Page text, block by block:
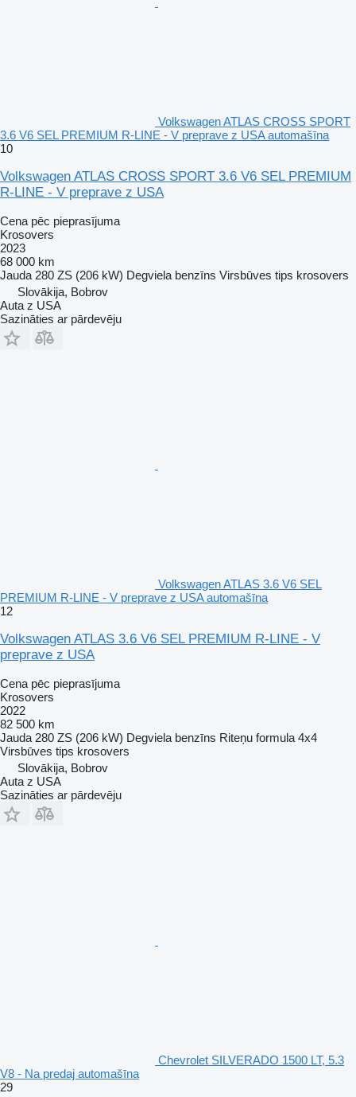
Volkswagen ATLAS CROSS SPORT
3.6 V6 SEL PREMIUM R-LINE - V preprave z USA automašīna
10
Volkswagen ATLAS CROSS SPORT 3.6 V6 SEL PREMIUM
R-LINE - V preprave z USA
Cena pēc pieprasījuma
Krosovers
2023
68 000 km
Jauda 280 ZS (206 kW) Degviela benzīns Virsbūves tips krosovers
Slovākija, Bobrov
Auta z USA
Sazināties ar pārdevēju
Volkswagen ATLAS 3.6 V6 SEL
PREMIUM R-LINE - V preprave z USA automašīna
12
Volkswagen ATLAS 3.6 V6 SEL PREMIUM R-LINE - V
preprave z USA
Cena pēc pieprasījuma
Krosovers
2022
82 500 km
Jauda 280 ZS (206 kW) Degviela benzīns Riteņu formula 4x4
Virsbūves tips krosovers
Slovākija, Bobrov
Auta z USA
Sazināties ar pārdevēju
Chevrolet SILVERADO 1500 LT, 5.3
V8 - Na predaj automašīna
29